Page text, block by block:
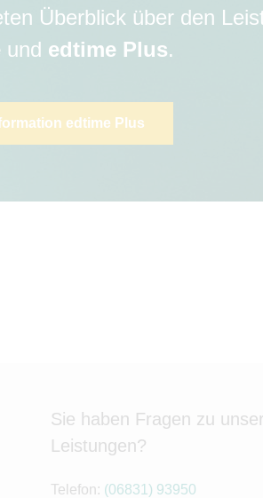
Überblick über den
und edtime Plus.
edtime Plus
Sie haben Fragen zu
Leistungen?
Telefon: (06831) 93950